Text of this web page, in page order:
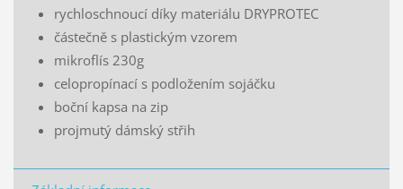
rychloschnoucí díky materiálu DRYPROTEC
částečně s plastickým vzorem
mikroflís 230g
celopropínací s podložením sojáčku
boční kapsa na zip
projmutý dámský střih